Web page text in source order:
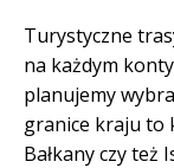
Turystyczne
na każdym
planujemy
granice kraju to
Bałkany czy też